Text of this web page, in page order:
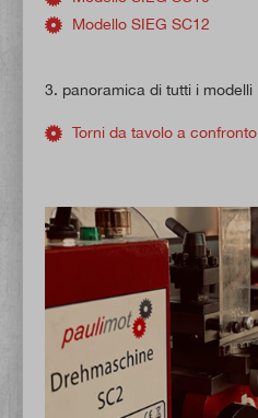
Modello SIEG SC12
3. panoramica di tutti i modelli
Torni da tavolo a confronto